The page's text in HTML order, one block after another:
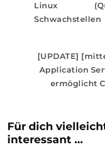
Linux
Schwachstellen
[UPDATE]
Application
ermöglicht
Für dich
interessant …